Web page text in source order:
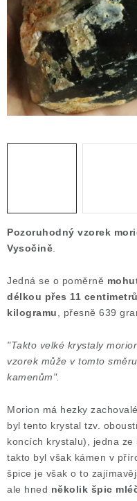
NALEZIŠTĚ
NÁŠ PŘÍBĚH
VIDEOGALERIE
Výkup minerálů a drahých
Formulář pro odstoupení
Poučení o právu na
Pozoruhodný vzorek
Vysočině
Jedná se o poměrně
délkou přes 11 centimetrů
kilogramu , přesně 639
"Takto velké krystaly
vzorek může v tomto
kamenům".
Morion má hezky
byl tento krystal tzv.
koncích krystalu), jedna ze
takto byl však kámen v
špice je však o to
ale hned několik špic